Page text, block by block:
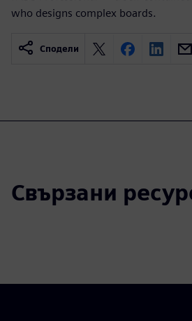
who designs complex boards.
Сподели
Свързани